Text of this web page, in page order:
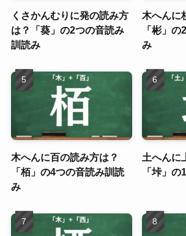
くさかんむりに発の読み方
は？「葵」の2つの音読み
訓読み
木へんに
「彬」
み
木へんに百の読み方は？
「栢」の4つの音読み訓読
み
土へんに
「垰」